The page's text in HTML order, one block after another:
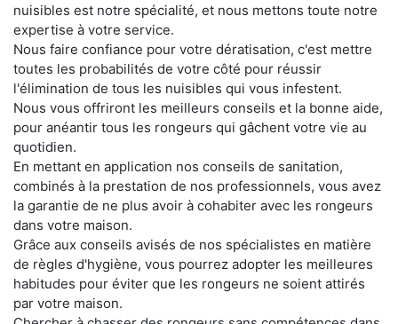
nuisibles est notre spécialité, et nous mettons toute notre
expertise à votre service.
Nous faire confiance pour votre dératisation, c'est mettre
toutes les probabilités de votre côté pour réussir
l'élimination de tous les nuisibles qui vous infestent.
Nous vous offriront les meilleurs conseils et la bonne aide,
pour anéantir tous les rongeurs qui gâchent votre vie au
quotidien.
En mettant en application nos conseils de sanitation,
combinés à la prestation de nos professionnels, vous avez
la garantie de ne plus avoir à cohabiter avec les rongeurs
dans votre maison.
Grâce aux conseils avisés de nos spécialistes en matière
de règles d'hygiène, vous pourrez adopter les meilleures
habitudes pour éviter que les rongeurs ne soient attirés
par votre maison.